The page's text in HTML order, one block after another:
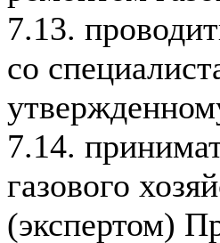
7.13.
со
7.14.
газового
(экспертом)